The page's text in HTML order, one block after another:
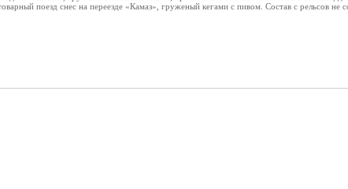
поезд снес на переезде «Камаз», груженый кегами с пивом. Состав с рельсов не